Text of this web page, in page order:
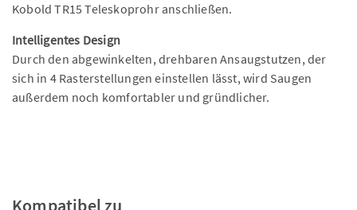
Kobold TR15 Teleskoprohr anschließen.
Intelligentes Design
Durch den abgewinkelten, drehbaren Ansaugstutzen, der
sich in 4 Rasterstellungen einstellen lässt, wird Saugen
außerdem noch komfortabler und gründlicher.
Kompatibel zu